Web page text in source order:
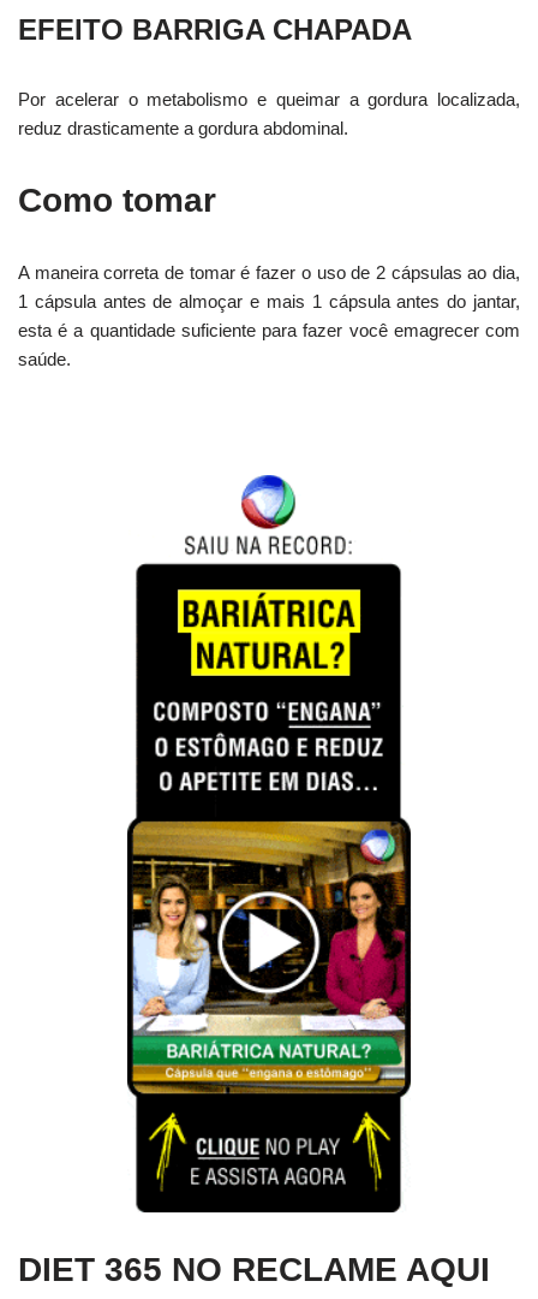
EFEITO BARRIGA CHAPADA
Por acelerar o metabolismo e queimar a gordura localizada,
reduz drasticamente a gordura abdominal.
Como tomar
A maneira correta de tomar é fazer o uso de 2 cápsulas ao dia,
1 cápsula antes de almoçar e mais 1 cápsula antes do jantar,
esta é a quantidade suficiente para fazer você emagrecer com
saúde.
DIET 365 NO RECLAME AQUI